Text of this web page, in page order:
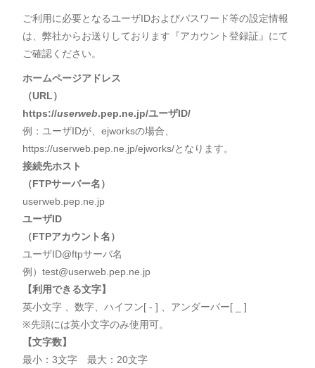
ご利用に必要となるユーザIDおよびパスワード等の設定情報
は、弊社からお送りしております『アカウント登録証』にて
ご確認ください。
ホームページアドレス
（URL）
https://userweb.pep.ne.jp/ユーザID/
例：ユーザIDが、ejworksの場合、
https://userweb.pep.ne.jp/ejworks/となります。
接続先ホスト
（FTPサーバー名）
userweb.pep.ne.jp
ユーザID
（FTPアカウント名）
ユーザID@ftpサーバ名
例）test@userweb.pep.ne.jp
【利用できる文字】
英小文字 、数字、ハイフン[ - ] 、アンダーバー[ _ ]
※先頭には英小文字のみ使用可。
【文字数】
最小：3文字 最大：20文字